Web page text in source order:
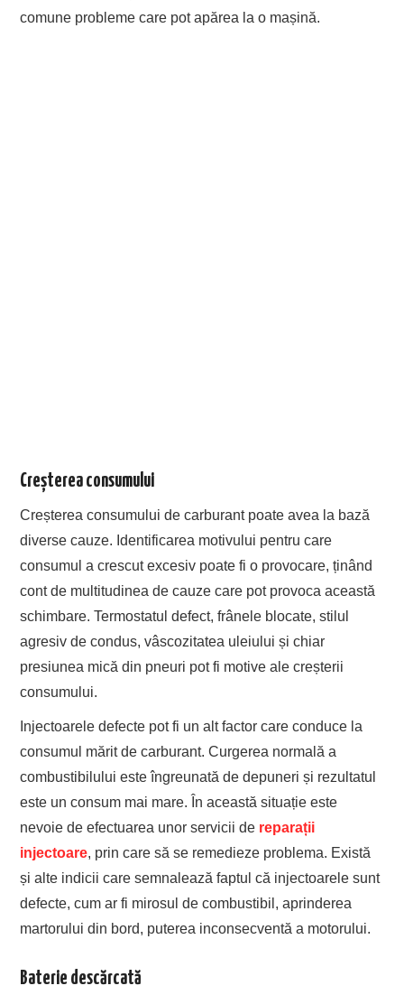
comune probleme care pot apărea la o mașină.
Creșterea consumului
Creșterea consumului de carburant poate avea la bază
diverse cauze. Identificarea motivului pentru care
consumul a crescut excesiv poate fi o provocare, ținând
cont de multitudinea de cauze care pot provoca această
schimbare. Termostatul defect, frânele blocate, stilul
agresiv de condus, vâscozitatea uleiului și chiar
presiunea mică din pneuri pot fi motive ale creșterii
consumului.
Injectoarele defecte pot fi un alt factor care conduce la
consumul mărit de carburant. Curgerea normală a
combustibilului este îngreunată de depuneri și rezultatul
este un consum mai mare. În această situație este
nevoie de efectuarea unor servicii de reparații
injectoare, prin care să se remedieze problema. Există
și alte indicii care semnalează faptul că injectoarele sunt
defecte, cum ar fi mirosul de combustibil, aprinderea
martorului din bord, puterea inconsecventă a motorului.
Baterie descărcată